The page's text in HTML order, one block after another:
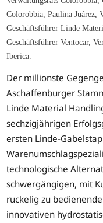
Colorobbia, Paulina Juárez,
Geschäftsführer Linde
Geschäftsführer Ventocar,
Iberica.
Der millionste
Aschaffenburger
Linde Material
sechzigjährigen
ersten Linde-
technologische
schwergängigen, mit
ruckelig zu
innovativen